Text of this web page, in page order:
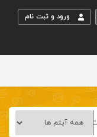
ورود و ثبت نام